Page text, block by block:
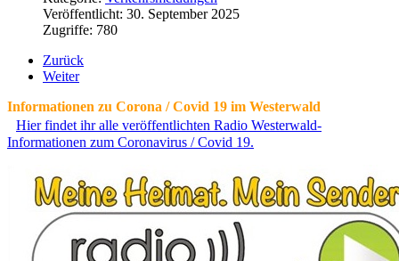
Veröffentlicht: 30. September 2025
Zugriffe: 780
Zurück
Weiter
Informationen zu Corona / Covid 19 im Westerwald
Hier findet ihr alle veröffentlichten Radio Westerwald-
Informationen zum Coronavirus / Covid 19.